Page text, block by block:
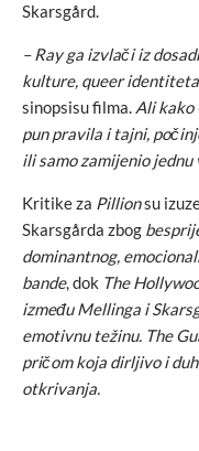
Skarsgård.
– Ray ga izvlači iz
kulture, queer
sinopsisu filma. Ali kako
pun pravila i tajni,
ili samo zamijenio jednu
Kritike za Pillionsu
Skarsgårda zbog
dominantnog,
bande, dok The
između Mellinga i
emotivnu težinu. The
pričom koja dirljivo i
otkrivanja.